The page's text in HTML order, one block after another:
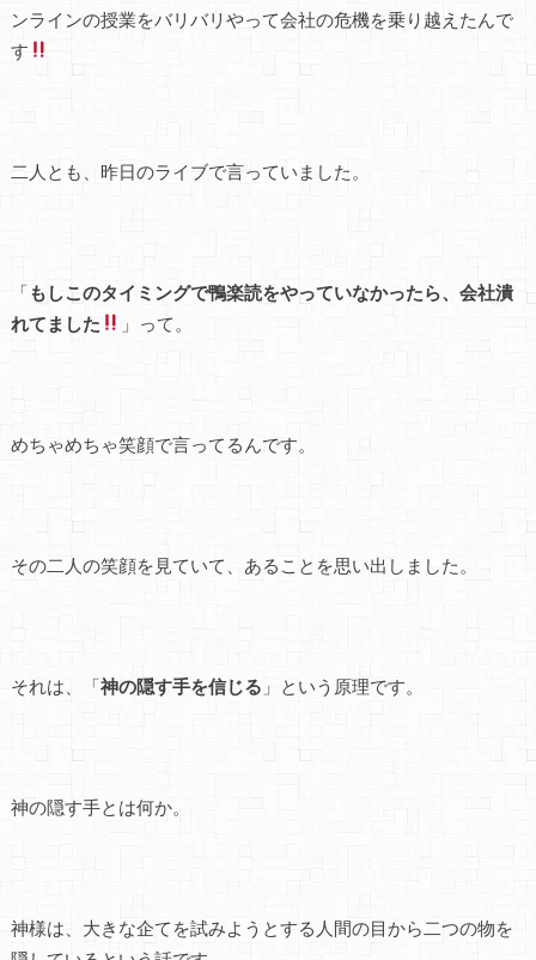
ンラインの授業をバリバリやって会社の危機を乗り越えたんで
す
二人とも、昨日のライブで言っていました。
「もしこのタイミングで鴨楽読をやっていなかったら、会社潰
れてました
」って。
めちゃめちゃ笑顔で言ってるんです。
その二人の笑顔を見ていて、あることを思い出しました。
それは、「神の隠す手を信じる 」という原理です。
神の隠す手とは何か。
神様は、大きな企てを試みようとする人間の目から二つの物を